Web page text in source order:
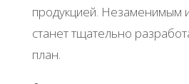
продукцией. Незаменимым
станет тщательно
план.